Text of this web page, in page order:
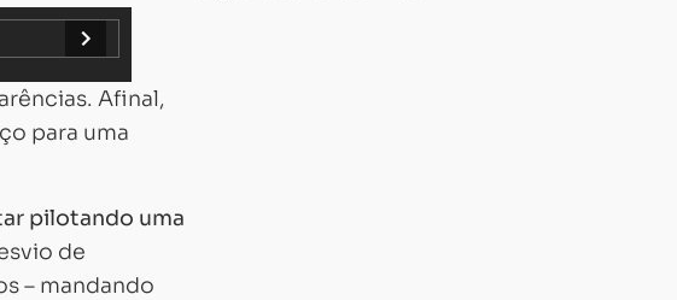
Afinal,
para uma
pilotando uma
de
– mandando